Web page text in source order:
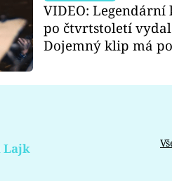
VIDEO: Legendární
po čtvrtstoletí
Dojemný klip má
Lajk